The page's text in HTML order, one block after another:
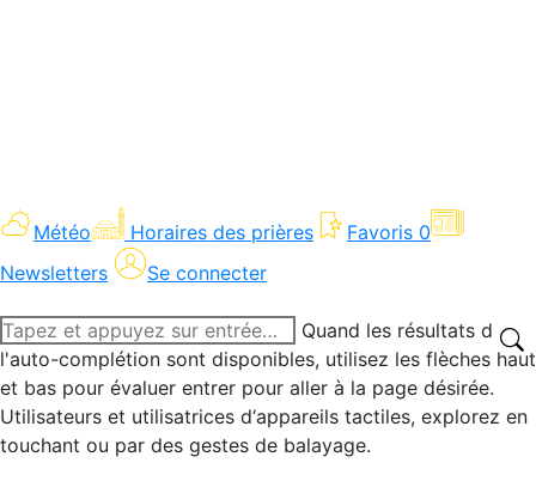
Météo Horaires des prières Favoris 0
Newsletters
Se connecter
Recherche
:
Quand les résultats de
l'auto-complétion sont disponibles, utilisez les flèches haut
et bas pour évaluer entrer pour aller à la page désirée.
Utilisateurs et utilisatrices d‘appareils tactiles, explorez en
touchant ou par des gestes de balayage.